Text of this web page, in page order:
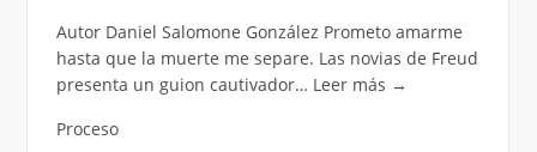
Autor Daniel Salomone González Prometo amarme
hasta que la muerte me separe. Las novias de Freud
presenta un guion cautivador… Leer más →
Proceso